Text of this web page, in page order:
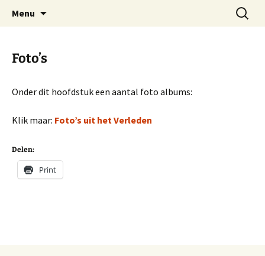
Hoofdplaat.com
Dorp achter de dijk
Menu
Zoeken
naar:
Foto’s
Onder dit hoofdstuk een aantal foto albums:
Klik maar: Foto’s uit het Verleden
Delen:
Print